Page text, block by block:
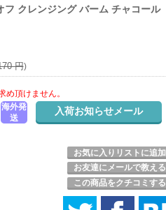
フ クレンジング バーム チャコール
円)
頂けません。
海外発
送
お気に入りリストに追加
お友達にメールで教える
この商品をクチコミする